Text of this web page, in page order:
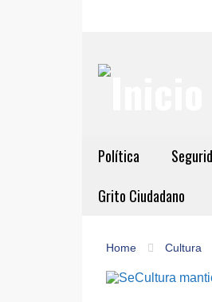
Política
Grito Ciudadano
Home Cultura